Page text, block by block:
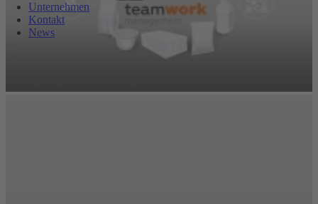
Unternehmen
Kontakt
News